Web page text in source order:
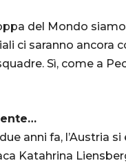
del Mondo
ci saranno ancora
Sì, come a
anni fa, l’Austria
Katahrina